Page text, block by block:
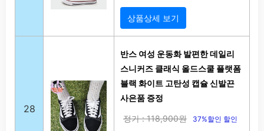
상품상세 보기
28
반스 여성 운동화 발편한 데일리
스니커즈 클래식 올드스쿨 플랫폼
블랙 화이트 고탄성 캡슐 신발끈
사은품 증정
정가 : 118,900원 37%할인 할인